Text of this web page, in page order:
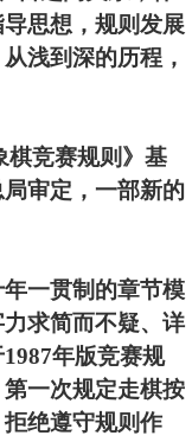
思想，规则发展
浅到深的历程，
棋竞赛规则》基
审定，一部新的
一贯制的章节模
求简而不疑、详
年版竞赛规
一次规定走棋按
绝遵守规则作